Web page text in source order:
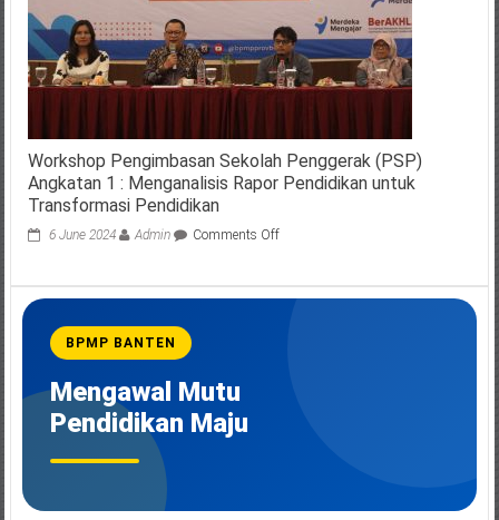
Workshop Pengimbasan Sekolah Penggerak (PSP)
Angkatan 1 : Menganalisis Rapor Pendidikan untuk
Transformasi Pendidikan
6 June 2024 Admin Comments Offon
Pendidikan
BPMP BANTEN
Mengawal Mutu
Pendidikan Maju